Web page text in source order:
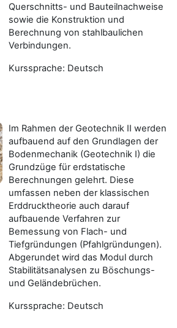
Querschnitts- und Bauteilnachweise
sowie die Konstruktion und
Berechnung von stahlbaulichen
Verbindungen.
Kurssprache: Deutsch
Im Rahmen der Geotechnik II werden
aufbauend auf den Grundlagen der
Bodenmechanik (Geotechnik I) die
Grundzüge für erdstatische
Berechnungen gelehrt. Diese
umfassen neben der klassischen
Erddrucktheorie auch darauf
aufbauende Verfahren zur
Bemessung von Flach- und
Tiefgründungen (Pfahlgründungen).
Abgerundet wird das Modul durch
Stabilitätsanalysen zu Böschungs-
und Geländebrüchen.
Kurssprache: Deutsch